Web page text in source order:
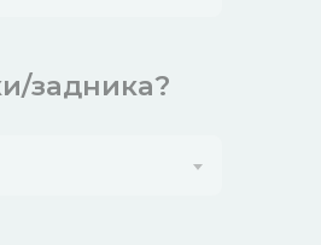
задника?